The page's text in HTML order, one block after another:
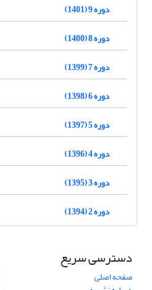
دوره 9 (1401)
دوره 8 (1400)
دوره 7 (1399)
دوره 6 (1398)
دوره 5 (1397)
دوره 4 (1396)
دوره 3 (1395)
دوره 2 (1394)
دسترسی سریع
صفحه اصلی